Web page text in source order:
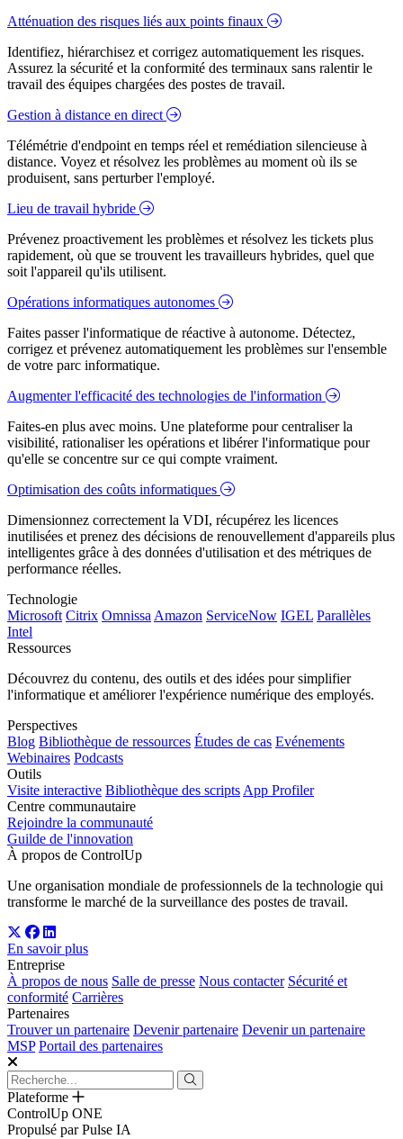
Atténuation des risques liés aux points finaux
Identifiez, hiérarchisez et corrigez automatiquement les risques.
Assurez la sécurité et la conformité des terminaux sans ralentir le
travail des équipes chargées des postes de travail.
Gestion à distance en direct
Télémétrie d'endpoint en temps réel et remédiation silencieuse à
distance. Voyez et résolvez les problèmes au moment où ils se
produisent, sans perturber l'employé.
Lieu de travail hybride
Prévenez proactivement les problèmes et résolvez les tickets plus
rapidement, où que se trouvent les travailleurs hybrides, quel que
soit l'appareil qu'ils utilisent.
Opérations informatiques autonomes
Faites passer l'informatique de réactive à autonome. Détectez,
corrigez et prévenez automatiquement les problèmes sur l'ensemble
de votre parc informatique.
Augmenter l'efficacité des technologies de l'information
Faites-en plus avec moins. Une plateforme pour centraliser la
visibilité, rationaliser les opérations et libérer l'informatique pour
qu'elle se concentre sur ce qui compte vraiment.
Optimisation des coûts informatiques
Dimensionnez correctement la VDI, récupérez les licences
inutilisées et prenez des décisions de renouvellement d'appareils plus
intelligentes grâce à des données d'utilisation et des métriques de
performance réelles.
Technologie
Microsoft Citrix Omnissa Amazon ServiceNow IGEL Parallèles
Intel
Ressources
Découvrez du contenu, des outils et des idées pour simplifier
l'informatique et améliorer l'expérience numérique des employés.
Perspectives
Blog Bibliothèque de ressources Études de cas Evénements
Webinaires Podcasts
Outils
Visite interactive Bibliothèque des scripts App Profiler
Centre communautaire
Rejoindre la communauté
Guilde de l'innovation
À propos de ControlUp
Une organisation mondiale de professionnels de la technologie qui
transforme le marché de la surveillance des postes de travail.
En savoir plus
Entreprise
À propos de nous Salle de presse Nous contacter Sécurité et
conformité Carrières
Partenaires
Trouver un partenaire Devenir partenaire Devenir un partenaire
MSP Portail des partenaires
Plateforme
ControlUp ONE
Propulsé par Pulse IA